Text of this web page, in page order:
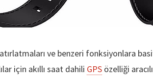
ve benzeri fonksiyonlara
için akıllı saat dahili GPS özelliği